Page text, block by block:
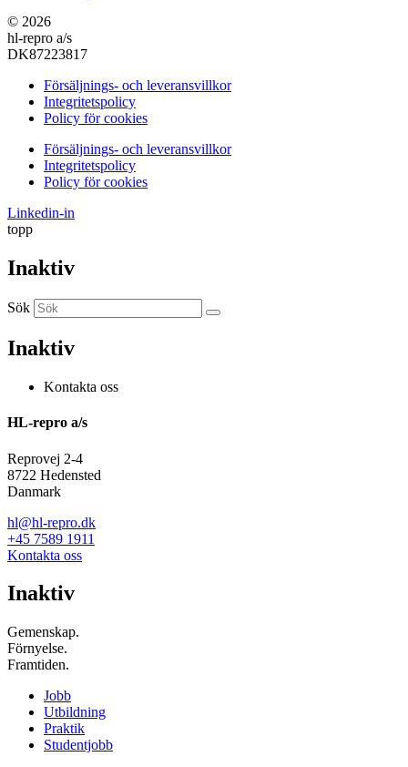
© 2026
hl-repro a/s
DK87223817
Försäljnings- och leveransvillkor
Integritetspolicy
Policy för cookies
Försäljnings- och leveransvillkor
Integritetspolicy
Policy för cookies
Linkedin-in
topp
Inaktiv
Sök
Inaktiv
Kontakta oss
HL-repro a/s
Reprovej 2-4
8722 Hedensted
Danmark
hl@hl-repro.dk
+45 7589 1911
Kontakta oss
Inaktiv
Gemenskap.
Förnyelse.
Framtiden.
Jobb
Utbildning
Praktik
Studentjobb